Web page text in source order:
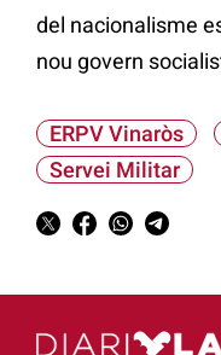
del nacionalisme
nou govern
ERPV Vinaròs
Servei Militar